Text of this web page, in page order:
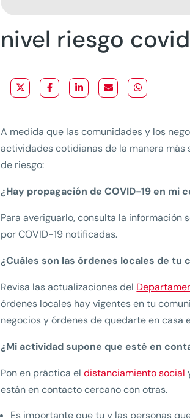
nivel riesgo covid
A medida que las comunidades y los
actividades cotidianas de la manera
de riesgo:
¿Hay propagación de COVID-19 en mi
Para averiguarlo, consulta la información
por COVID-19 notificadas.
¿Cuáles son las órdenes locales de tu
Revisa las actualizaciones del
órdenes locales hay vigentes en tu
negocios y órdenes de quedarte en casa
¿Mi actividad supone que esté en
Pon en práctica eldistanciamiento social
están en contacto cercano con otras.
Es importante que tu y las personas